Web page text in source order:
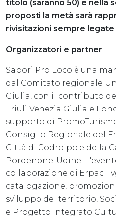
titolo (saranno 50) e nella
proposti la metà sarà
rivisitazioni sempre legate
Organizzatori e partner
Sapori Pro Loco è una
dal Comitato regionale
Giulia, con il contributo
Friuli Venezia Giulia e
supporto di
Consiglio Regionale del
Città di Codroipo e della
Pordenone-Udine.
collaborazione di Erpac
catalogazione,
sviluppo del territorio,
e Progetto Integrato